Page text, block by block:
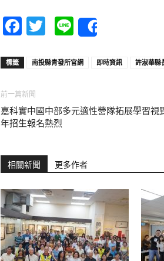
Facebook
Twitter
Line
標籤 南投縣青發所官網 即時資訊 許淑華縣
前一篇新聞
嘉科實中國中部多元適性營隊拓展學習視
年招生報名熱烈
相關新聞 更多作者